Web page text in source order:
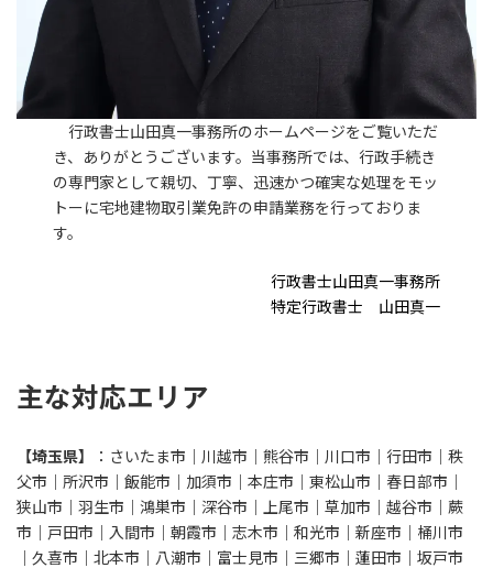
行政書士山田真一事務所のホームページをご覧いただ
き、ありがとうございます。当事務所では、行政手続き
の専門家として親切、丁寧、迅速かつ確実な処理をモッ
トーに宅地建物取引業免許の申請業務を行っておりま
す。
行政書士山田真一事務所
特定行政書士 山田真一
主な対応エリア
【埼玉県】
：さいたま市｜川越市｜熊谷市｜川口市｜行田市｜秩
父市｜所沢市｜飯能市｜加須市｜本庄市｜東松山市｜春日部市｜
狭山市｜羽生市｜鴻巣市｜深谷市｜上尾市｜草加市｜越谷市｜蕨
市｜戸田市｜入間市｜朝霞市｜志木市｜和光市｜新座市｜桶川市
｜久喜市｜北本市｜八潮市｜富士見市｜三郷市｜蓮田市｜坂戸市